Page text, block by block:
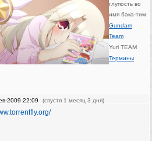
глупость во
имя бака-тим
Gundam
Team
Yuri TEAM
Термины
2009 22:09 (спустя 1 месяц 3 дня)